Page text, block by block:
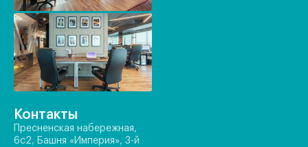
Контакты
Пресненская набережная,
6с2, Башня «Империя», 3-й